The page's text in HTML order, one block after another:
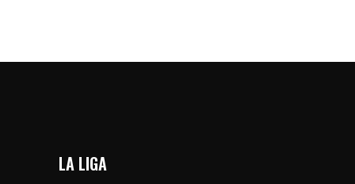
LA LIGA